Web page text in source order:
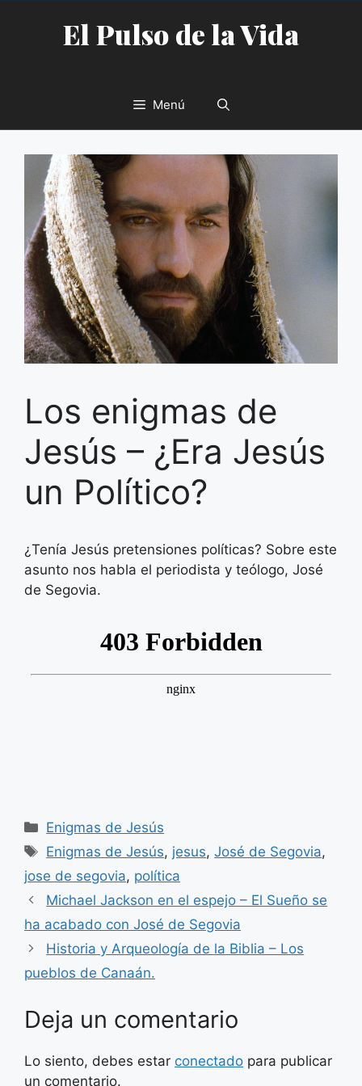
contenidoEl Pulso de la Vida
Menú
Los enigmas de
Jesús – ¿Era Jesús
un Político?
¿Tenía Jesús pretensiones políticas? Sobre este
asunto nos habla el periodista y teólogo, José
de Segovia.
Categorías
Enigmas de Jesús
Etiquetas
Enigmas de Jesús, jesus,José de Segovia,
jose de segovia, política
Michael Jackson en el espejo – El Sueño se
ha acabado con José de Segovia
Historia y Arqueología de la Biblia – Los
pueblos de Canaán.
Deja un comentario
Lo siento, debes estar conectado para publicar
un comentario.